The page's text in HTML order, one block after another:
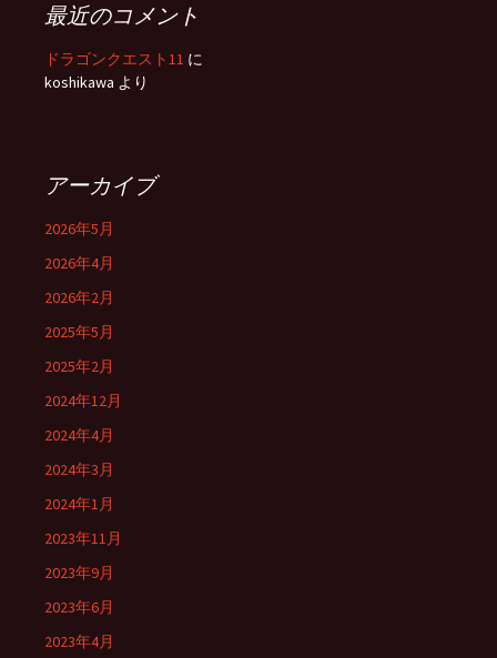
ン
最近のコメント
ドラゴンクエスト11 に
koshikawa より
アーカイブ
2026年5月
2026年4月
2026年2月
2025年5月
2025年2月
2024年12月
2024年4月
2024年3月
2024年1月
2023年11月
2023年9月
2023年6月
2023年4月